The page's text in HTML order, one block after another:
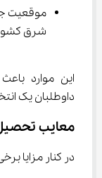
موقعیت
شرق
داوطلبان یک
معایب
در کنار مزایا برخی